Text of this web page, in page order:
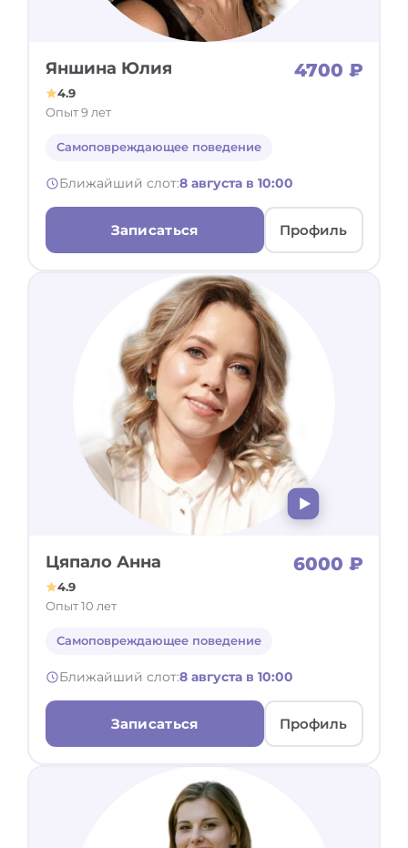
Яншина Юлия 4700 ₽
4.9
Опыт 9 лет
Самоповреждающее поведение
Ближайший слот:8 августа в 10:00
Записаться Профиль
Цяпало Анна 6000 ₽
4.9
Опыт 10 лет
Самоповреждающее поведение
Ближайший слот:8 августа в 10:00
Записаться Профиль